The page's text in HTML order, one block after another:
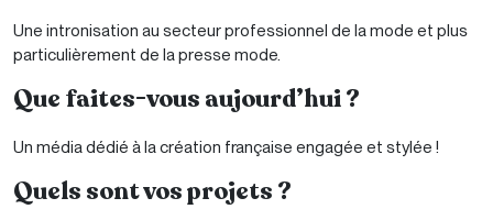
Une intronisation au secteur professionnel de la mode et plus
particulièrement de la presse mode.
Que faites-vous aujourd’hui ?
Un média dédié à la création française engagée et stylée !
Quels sont vos projets ?